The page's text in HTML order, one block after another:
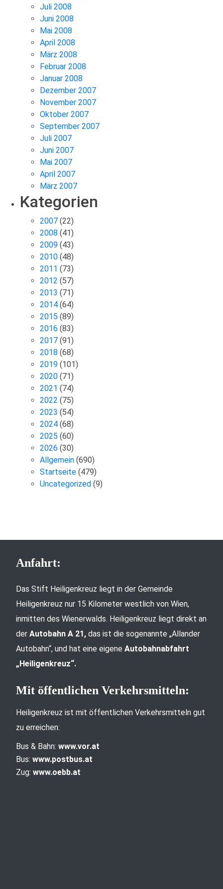
Juli 2008
Juni 2008
Mai 2008
April 2008
März 2008
Februar 2008
Januar 2008
Dezember 2007
November 2007
Oktober 2007
September 2007
Juli 2007
Juni 2007
Mai 2007
April 2007
März 2007
Kategorien
2007 (22)
2008 (41)
2009 (43)
2010 (48)
2011 (73)
2012 (57)
2013 (71)
2014 (64)
2015 (89)
2016 (83)
2017 (91)
2018 (68)
2019 (101)
2020 (71)
2021 (74)
2022 (75)
2023 (54)
2024 (68)
2025 (60)
2026 (30)
Allgemein (690)
Startseite (479)
Uncategorized (9)
Anfahrt:
Das Stift Heiligenkreuz liegt in der Gemeinde
Heiligenkreuz nur 15 Kilometer westlich von Wien,
inmitten des Wienerwalds. Heiligenkreuz liegt direkt an
der Autobahn A 21, das ist die sogenannte „Allander
Autobahn“, und hat eine eigene Autobahnabfahrt
„Heiligenkreuz“.
Mit öffentlichen Verkehrsmitteln:
Heiligenkreuz ist mit öffentlichen Verkehrsmitteln gut
zu erreichen:
Bus & Bahn: www.vor.at
Bus: www.postbus.at
Zug: www.oebb.at